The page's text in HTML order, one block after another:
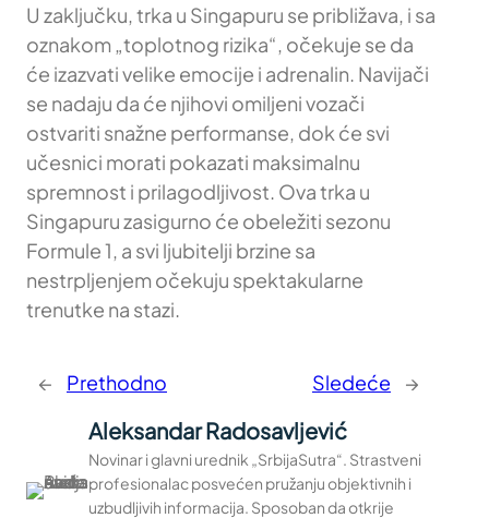
U zaključku, trka u Singapuru se približava, i sa
oznakom „toplotnog rizika“, očekuje se da
će izazvati velike emocije i adrenalin. Navijači
se nadaju da će njihovi omiljeni vozači
ostvariti snažne performanse, dok će svi
učesnici morati pokazati maksimalnu
spremnost i prilagodljivost. Ova trka u
Singapuru zasigurno će obeležiti sezonu
Formule 1, a svi ljubitelji brzine sa
nestrpljenjem očekuju spektakularne
trenutke na stazi.
← Prethodno Sledeće →
Aleksandar Radosavljević
Novinar i glavni urednik „SrbijaSutra“. Strastveni
profesionalac posvećen pružanju objektivnih i
uzbudljivih informacija. Sposoban da otkrije